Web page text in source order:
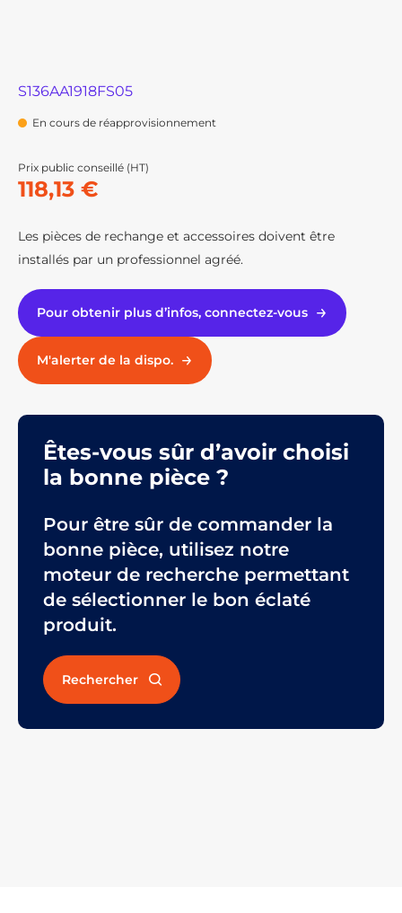
S136AA1918FS05
En cours de réapprovisionnement
Prix public conseillé (HT)
118,13 €
Les pièces de rechange et accessoires doivent être
installés par un professionnel agréé.
Pour obtenir plus d’infos, connectez-vous
M'alerter de la dispo.
Êtes-vous sûr d’avoir choisi
la bonne pièce ?
Pour être sûr de commander la
bonne pièce, utilisez notre
moteur de recherche permettant
de sélectionner le bon éclaté
produit.
Rechercher